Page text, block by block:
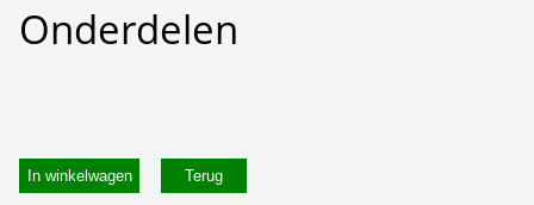
Onderdelen
In winkelwagen